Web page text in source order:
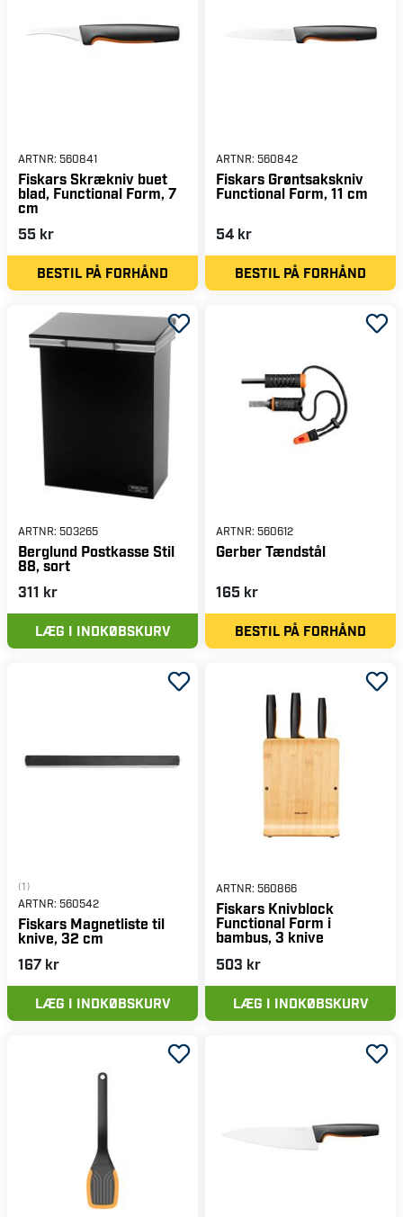
ARTNR: 560841
Fiskars Skrækniv buet
blad, Functional Form, 7
cm
55 kr
BESTIL PÅ FORHÅND
ARTNR: 560842
Fiskars Grøntsakskniv
Functional Form, 11 cm
54 kr
BESTIL PÅ FORHÅND
ARTNR: 503265
Berglund Postkasse Stil
88, sort
311 kr
LÆG I INDKØBSKURV
ARTNR: 560612
Gerber Tændstål
165 kr
BESTIL PÅ FORHÅND
(1)
ARTNR: 560542
Fiskars Magnetliste til
knive, 32 cm
167 kr
LÆG I INDKØBSKURV
ARTNR: 560866
Fiskars Knivblock
Functional Form i
bambus, 3 knive
503 kr
LÆG I INDKØBSKURV